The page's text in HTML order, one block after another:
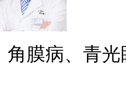
角膜病、青